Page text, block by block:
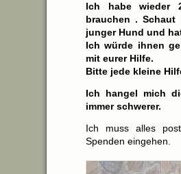
Ich habe wieder
brauchen .
junger Hund und
Ich würde ihnen
mit eurer Hilfe.
Bitte jede kleine
Ich hangel mich
immer schwerer.
Ich muss alles
Spenden eingehen.